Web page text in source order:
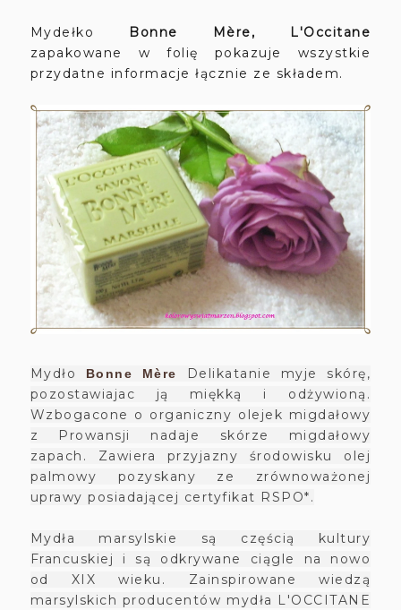
Mydełko Bonne Mère, L'Occitane
zapakowane w folię pokazuje wszystkie
przydatne informacje łącznie ze składem.
Mydło Bonne Mère
Delikatanie myje skórę,
pozostawiajac ją miękką i odżywioną.
Wzbogacone o organiczny olejek migdałowy
z Prowansji nadaje skórze migdałowy
zapach. Zawiera przyjazny środowisku olej
palmowy pozyskany ze zrównoważonej
uprawy posiadającej certyfikat RSPO*.
Mydła marsylskie są częścią kultury
Francuskiej i są odkrywane ciągle na nowo
od XIX wieku. Zainspirowane wiedzą
marsylskich producentów mydła L'OCCITANE